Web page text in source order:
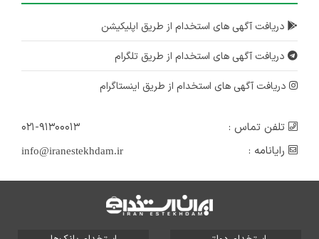
دریافت آگهی های استخدام از طریق اپلیکیشن
دریافت آگهی های استخدام از طریق تلگرام
دریافت آگهی های استخدام از طریق اینستاگرام
تلفن تماس :
۰۲۱-۹۱۳۰۰۰۱۳
رایانامه :
info@iranestekhdam.ir